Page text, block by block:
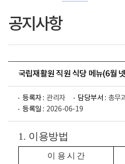
공지사항
국립재활원 직원 식당 메뉴(6월
등록자 : 관리자 담당부서 : 총무
등록일 : 2026-06-19
1. 이용방법
이 용 시 간